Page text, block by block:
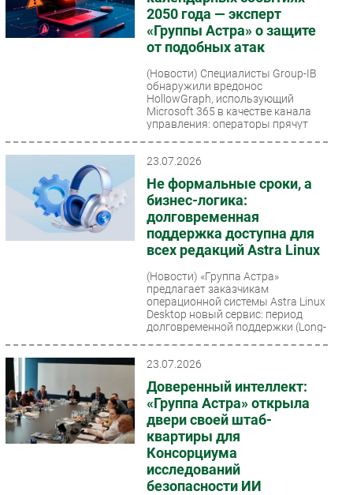
2050 года — эксперт
«Группы Астра» о защите
от подобных атак
(Новости) Специалисты Group-IB
обнаружили вредонос
HollowGraph, использующий
Microsoft 365 в качестве канала
управления: операторы прячут
23.07.2026
Не формальные сроки, а
бизнес-логика:
долговременная
поддержка доступна для
всех редакций Astra Linux
(Новости) «Группа Астра»
предлагает заказчикам
операционной системы Astra Linux
Desktop новый сервис: период
долговременной поддержки (Long-
23.07.2026
Доверенный интеллект:
«Группа Астра» открыла
двери своей штаб-
квартиры для
Консорциума
исследований
безопасности ИИ